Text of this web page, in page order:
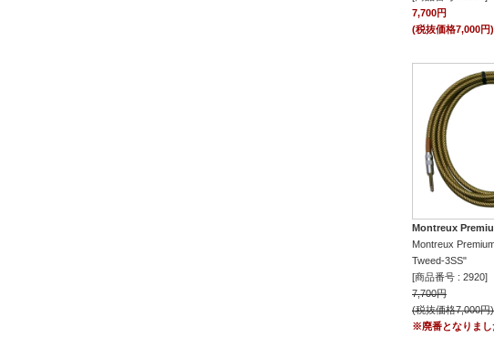
7,700円
(税抜価格7,000円)
Montreux
Montreux
Tweed-3SS"
[商品番号 : 2920]
7,700円
(税抜価格7,000円)
※廃番となりまし